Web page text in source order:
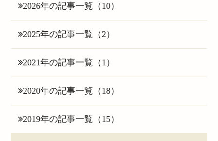
2026年の記事一覧（10）
2025年の記事一覧（2）
2021年の記事一覧（1）
2020年の記事一覧（18）
2019年の記事一覧（15）